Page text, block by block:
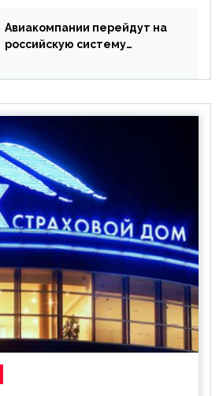
Авиакомпании перейдут на
российскую систему